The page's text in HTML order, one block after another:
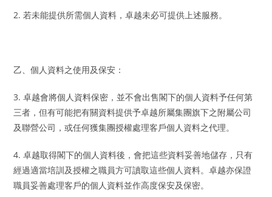
2. 若未能提供所需個人資料，卓越未必可提供上述服務。
乙、個人資料之使用及保安：
3. 卓越會將個人資料保密，並不會出售閣下的個人資料予任何第
三者，但有可能把有關資料提供予卓越所屬集團旗下之附屬公司
及聯營公司，或任何獲集團授權處理客戶個人資料之代理。
4. 卓越取得閣下的個人資料後，會把這些資料妥善地儲存，只有
經過適當培訓及授權之職員方可讀取這些個人資料。卓越亦保證
職員妥善處理客戶的個人資料並作高度保安及保密。